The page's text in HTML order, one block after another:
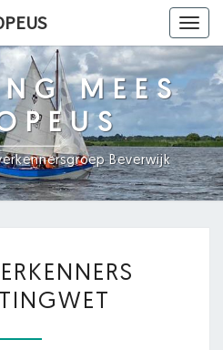
MEES
Beverwijk
ZEEVERKENNERS
SCOUTINGWET